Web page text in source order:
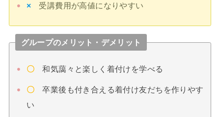
×受講費用が高値になりやすい
グループのメリット・デメリット
〇和気藹々と楽しく着付けを学べる
〇卒業後も付き合える着付け友だちを作りやす
い